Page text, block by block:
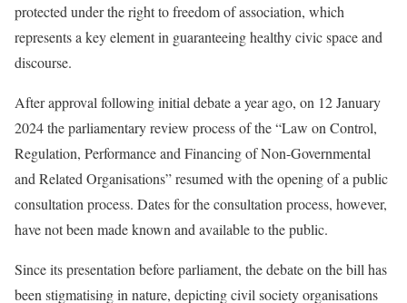
protected under the right to freedom of association, which
represents a key element in guaranteeing healthy civic space and
discourse.
After approval following initial debate a year ago, on 12 January
2024 the parliamentary review process of the “Law on Control,
Regulation, Performance and Financing of Non-Governmental
and Related Organisations” resumed with the opening of a public
consultation process. Dates for the consultation process, however,
have not been made known and available to the public.
Since its presentation before parliament, the debate on the bill has
been stigmatising in nature, depicting civil society organisations